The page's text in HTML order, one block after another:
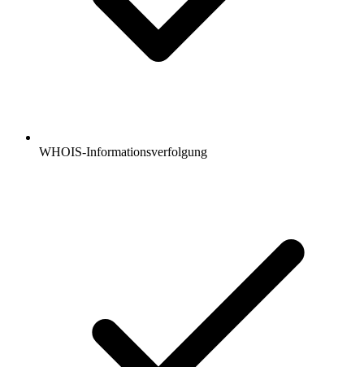
WHOIS-Informationsverfolgung